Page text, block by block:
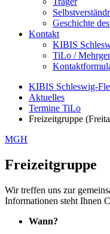
Geschichte
Kontakt
KIBIS
TiLo /
KIBIS Schleswig-
Aktuelles
Termine TiLo
Freizeitgruppe
MGH
Freizeitgruppe
Wir treffen uns zur
Informationen steht Ihnen
Wann?